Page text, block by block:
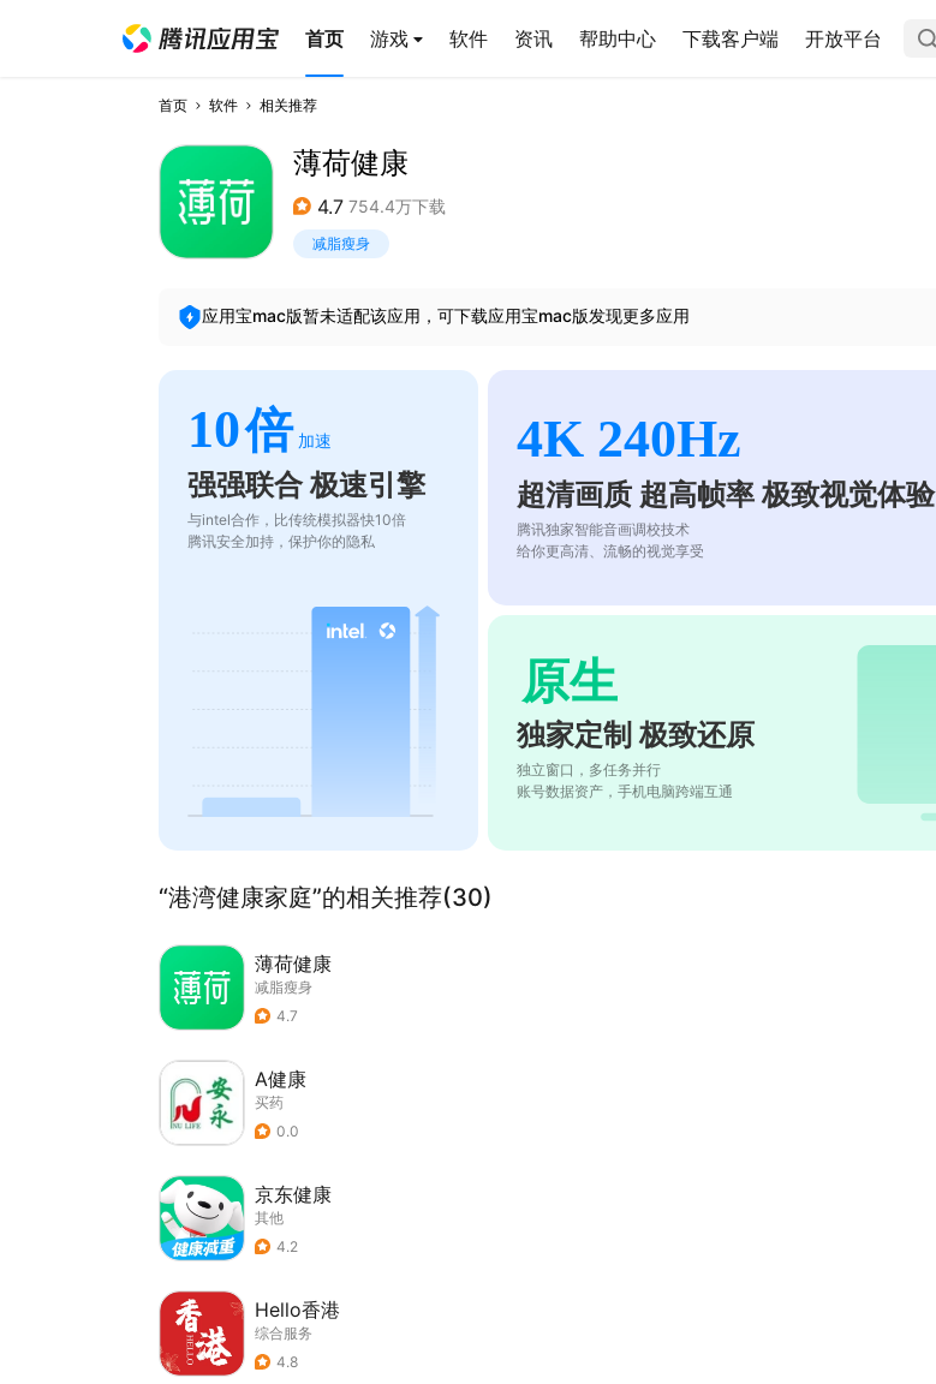
首页 游戏 软件 资讯 帮助中心 下载客户端 开放平台
首页 软件 相关推荐
薄荷健康
4.7 754.4万下载
减脂瘦身
应用宝mac版暂未适配该应用，可下载应用宝mac版发现更多应用
10倍 加速
强强联合 极速引擎
与intel合作，比传统模拟器快10倍
腾讯安全加持，保护你的隐私
4K 240Hz
超清画质 超高帧率 极致视觉体验
腾讯独家智能音画调校技术
给你更高清、流畅的视觉享受
原生
独家定制 极致还原
独立窗口，多任务并行
账号数据资产，手机电脑跨端互通
“港湾健康家庭”的相关推荐(30)
薄荷健康
减脂瘦身
4.7
A健康
买药
0.0
京东健康
其他
4.2
Hello香港
综合服务
4.8